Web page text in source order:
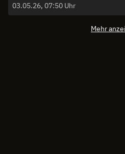
03.05.26, 07:50 Uhr
Mehr